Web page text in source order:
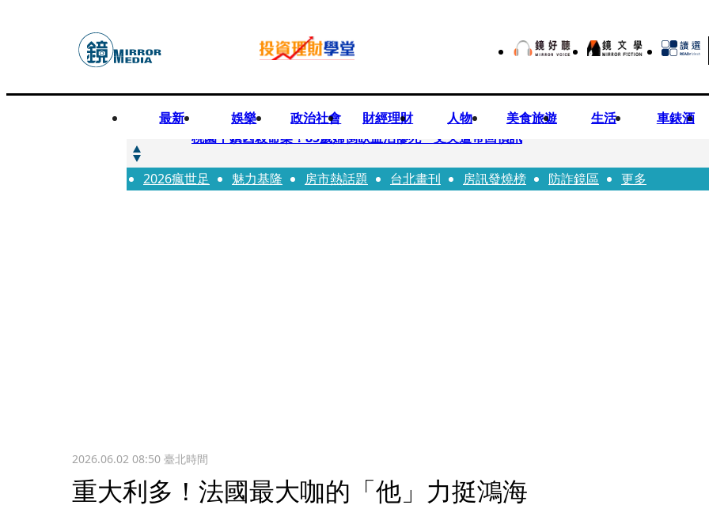
最新 娛樂 政治社會 財經理財 人物 美食旅遊 生活 車錶酒
快訊
桃園平鎮凶殺命案！85歲婦倒臥血泊慘死 丈夫遭帶回偵訊
快訊
狠詐慈濟10.6億！神鬼律師陳昱瑄「親接機BNT抵台」 同框陳時中、張淑芬畫面曝光
2026瘋世足 魅力基隆 房市熱話題 台北畫刊 房訊發燒榜 防詐鏡區 更多
2026.06.02 08:50臺北時間
重大利多！法國最大咖的「他」力挺鴻海